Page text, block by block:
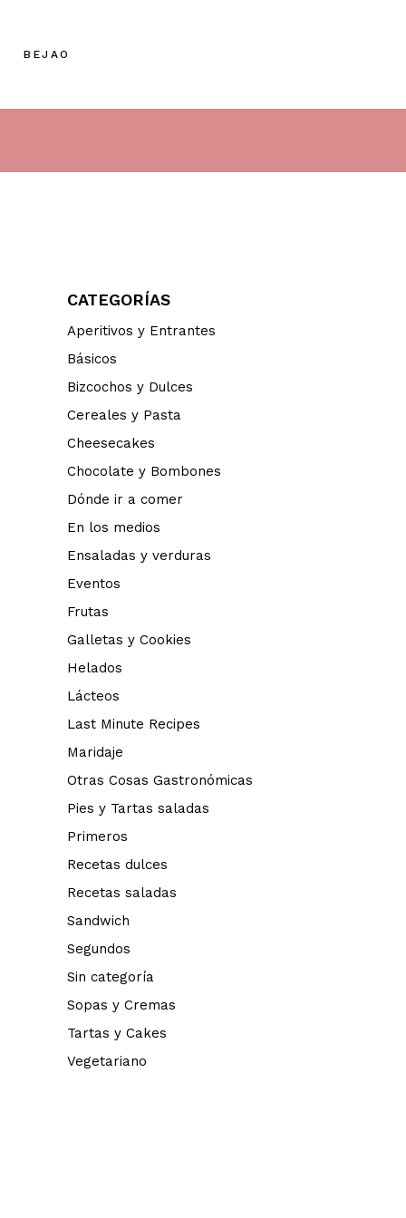
BEJAO
CATEGORÍAS
Aperitivos y Entrantes
Básicos
Bizcochos y Dulces
Cereales y Pasta
Cheesecakes
Chocolate y Bombones
Dónde ir a comer
En los medios
Ensaladas y verduras
Eventos
Frutas
Galletas y Cookies
Helados
Lácteos
Last Minute Recipes
Maridaje
Otras Cosas Gastronómicas
Pies y Tartas saladas
Primeros
Recetas dulces
Recetas saladas
Sandwich
Segundos
Sin categoría
Sopas y Cremas
Tartas y Cakes
Vegetariano